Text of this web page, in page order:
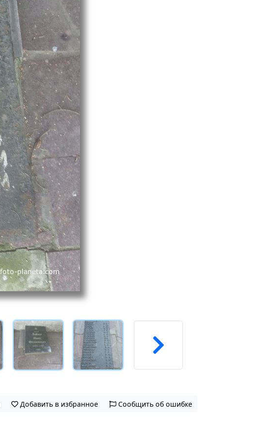
Добавить в избранное Сообщить об ошибке